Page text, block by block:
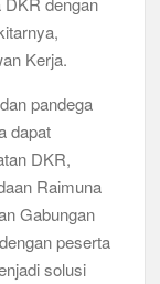
Kerja.
pandega
dapat
DKR,
Raimuna
Gabungan
peserta
solusi